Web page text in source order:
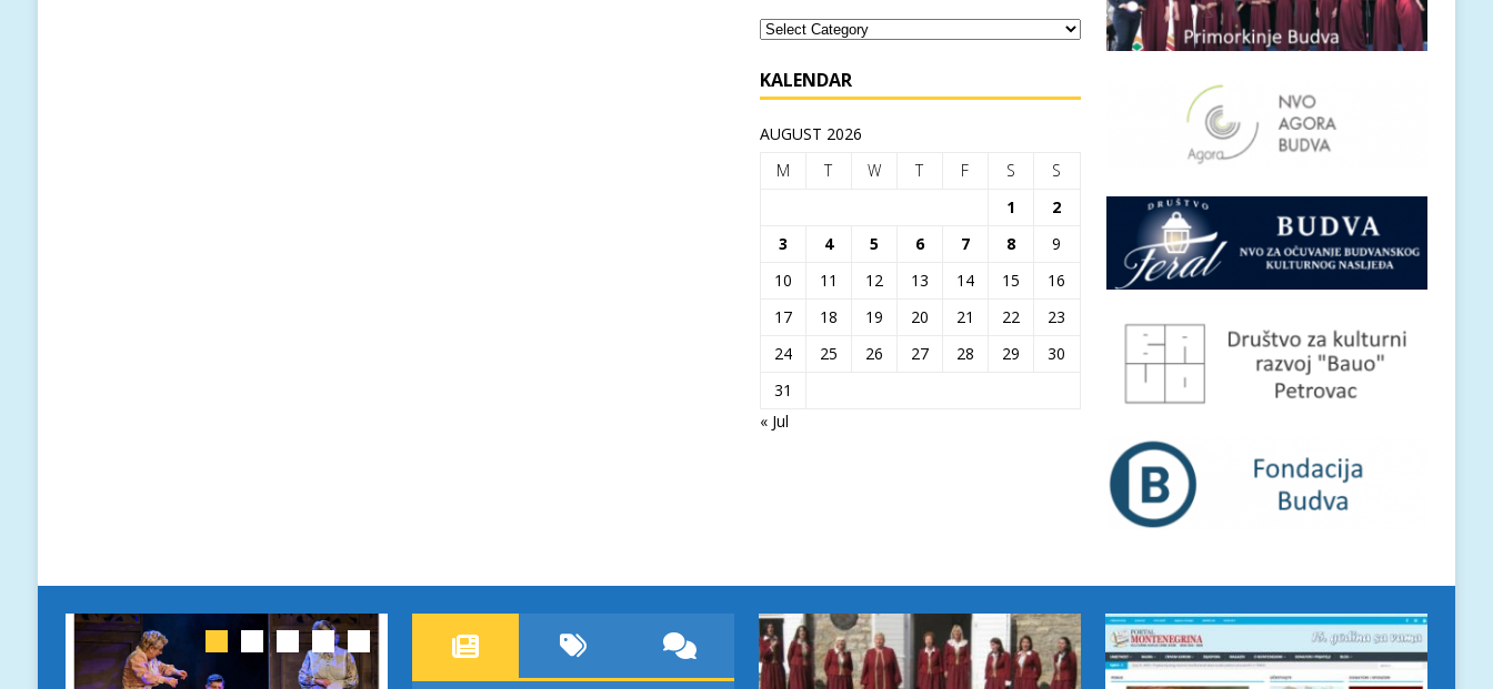
KALENDAR
AUGUST 2026
M
T W T F S
S
1
2
3
4 5 6 7 8
9
10
11 12 13 14 15
16
17
18 19 20 21 22
23
24
25 26 27 28 29
30
31
« Jul